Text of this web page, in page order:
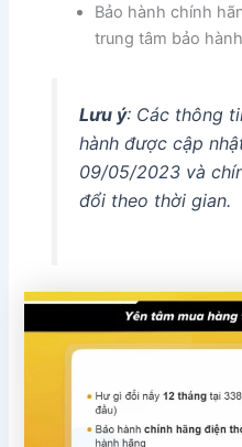
Bảo hành chính
trung tâm bảo
Lưu ý: Các thông
hành được cập
09/05/2023 và
đổi theo thời gian.